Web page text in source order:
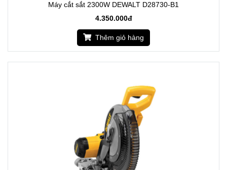
Máy cắt sắt 2300W DEWALT D28730-B1
4.350.000đ
Thêm giỏ hàng